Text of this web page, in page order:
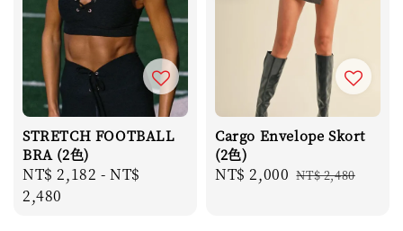
STRETCH FOOTBALL
BRA (2色)
Regular
price
NT$ 2,182 -NT$
2,480
Cargo Envelope Skort
(2色)
Sale
NT$ 2,000 Regular
NT$ 2,480